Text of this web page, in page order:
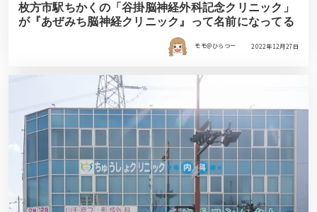
枚方市駅ちかくの「谷掛脳神経外科記念クリニック」
が『あぜみち脳神経クリニック』って名前になってる
モモ＠ひらつー 2022年12月27日